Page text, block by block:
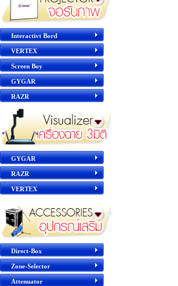
Interactivt Bord
VERTEX
Screen Boy
GYGAR
RAZR
GYGAR
RAZR
VERTEX
Direct-Box
Zone-Selector
Attenuator